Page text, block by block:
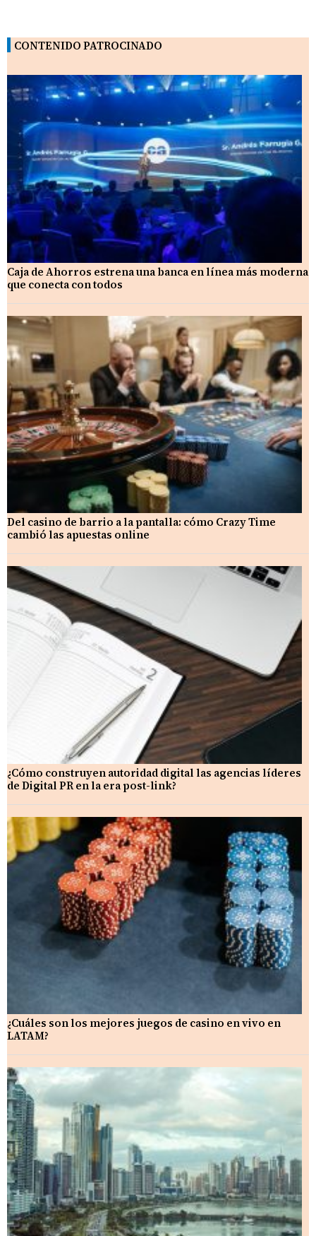
CONTENIDO PATROCINADO
Caja de Ahorros estrena una banca en línea más moderna
que conecta con todos
Del casino de barrio a la pantalla: cómo Crazy Time
cambió las apuestas online
¿Cómo construyen autoridad digital las agencias líderes
de Digital PR en la era post-link?
¿Cuáles son los mejores juegos de casino en vivo en
LATAM?